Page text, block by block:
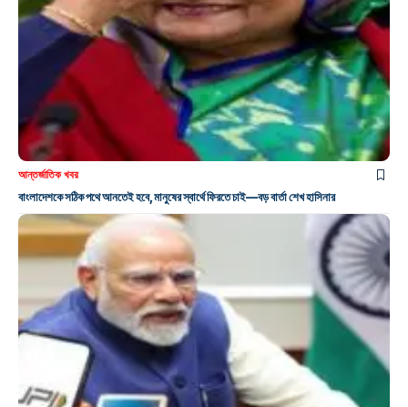
আন্তর্জাতিক খবর
বাংলাদেশকে সঠিক পথে আনতেই হবে, মানুষের স্বার্থে ফিরতে চাই—বড় বার্তা শেখ হাসিনার